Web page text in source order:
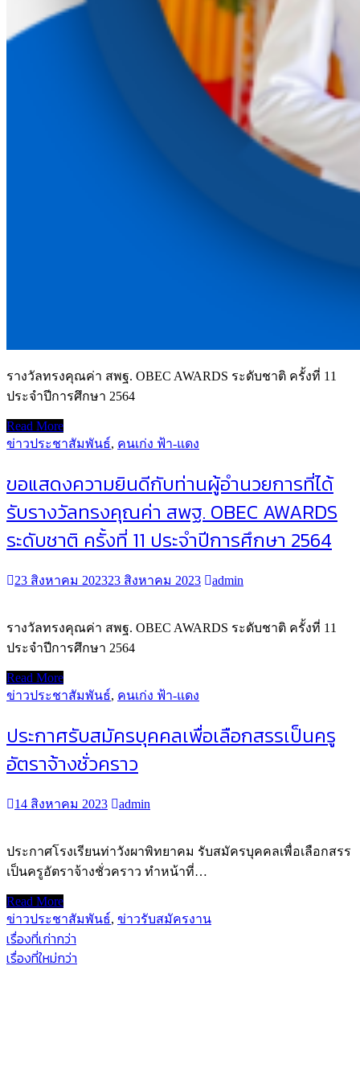
รางวัลทรงคุณค่า สพฐ. OBEC AWARDS ระดับชาติ ครั้งที่ 11
ประจำปีการศึกษา 2564
Read More
ข่าวประชาสัมพันธ์, คนเก่ง ฟ้า-แดง
ขอแสดงความยินดีกับท่านผู้อำนวยการที่ได้
รับรางวัลทรงคุณค่า สพฐ. OBEC AWARDS
ระดับชาติ ครั้งที่ 11 ประจำปีการศึกษา 2564
23 สิงหาคม 202323 สิงหาคม 2023 admin
รางวัลทรงคุณค่า สพฐ. OBEC AWARDS ระดับชาติ ครั้งที่ 11
ประจำปีการศึกษา 2564
Read More
ข่าวประชาสัมพันธ์, คนเก่ง ฟ้า-แดง
ประกาศรับสมัครบุคคลเพื่อเลือกสรรเป็นครู
อัตราจ้างชั่วคราว
14 สิงหาคม 2023 admin
ประกาศโรงเรียนท่าวังผาพิทยาคม รับสมัครบุคคลเพื่อเลือกสรร
เป็นครูอัตราจ้างชั่วคราว ทำหน้าที่…
Read More
ข่าวประชาสัมพันธ์, ข่าวรับสมัครงาน
แนะแนว
เรื่อง
เรื่องที่เก่ากว่า
เรื่องที่ใหม่กว่า